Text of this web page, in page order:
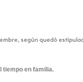
según quedó
tiempo en familia.